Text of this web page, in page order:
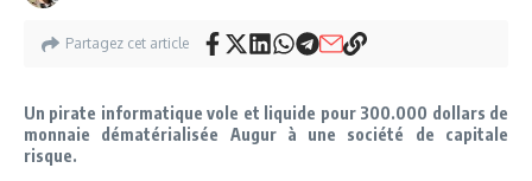
Partagez cet article
Un pirate informatique vole et liquide pour 300.000 dollars de
monnaie dématérialisée Augur à une société de capitale
risque.